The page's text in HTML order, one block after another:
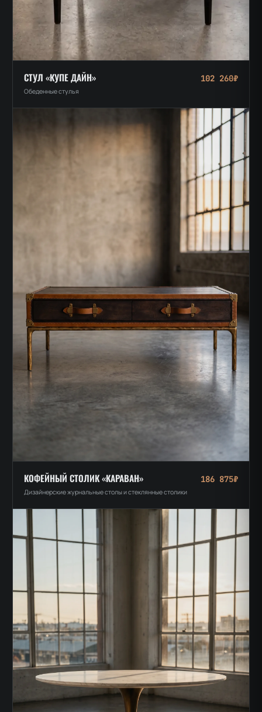
СТУЛ «КУПЕ ДАЙН»
Обеденные стулья
102 260₽
КОФЕЙНЫЙ СТОЛИК «КАРАВАН»
Дизайнерские журнальные столы и стеклянные столики
186 875₽